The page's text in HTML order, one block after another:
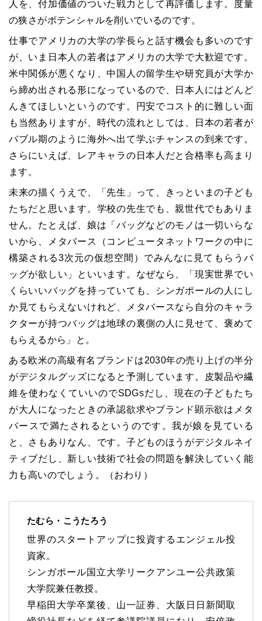
人を、付加価値のついた戦力として再評価します。度量
の狭さがポテンシャルを削いでいるのです。
仕事でアメリカの大学の学長らと話す機会も多いのです
が、いま日本人の若者はアメリカの大学で大歓迎です。
米中関係が悪くなり、中国人の留学生や研究員が大学か
ら締め出される形になっているので、日本人にはどんど
んきてほしいというのです。円安でコスト的に難しい面
も当然ありますが、時代の流れとしては、日本の若者が
バブル期のように海外へ出て学ぶチャンスの到来です。
さらにいえば、レアキャラの日本人だと合格率も高まり
ます。
未来の描くうえで、「先生」って、きっといまの子ども
たちだと思います。学校の先生でも、親世代でもありま
せん。たとえば、娘は「バッグなどのモノは一切いらな
いから、メタバース（コンピュータネットワークの中に
構築される3次元の仮想空間）でみんなに見てもらうバ
ッグが欲しい」といいます。なぜなら、「現実世界でい
くらいいバッグを持っていても、シンガポールの人にし
か見てもらえないけれど、メタバースなら自分のキャラ
クターが持つバッグは地球の裏側の人に見せて、褒めて
もらえるから」と。
ある欧米の高級有名ブランドは2030年の売り上げの半分
がデジタルグッズになると予測しています。皮製品や繊
維を使わなくていいのでSDGsだし、現在の子どもたち
が大人になったときの承認欲求やブランド顕示欲はメタ
バースで満たされるというのです。我が娘を見ている
と、さもありなん、です。子どものほうがデジタルネイ
ティブだし、新しい技術で社会の問題を解決していく能
力も高いのでしょう。（おわり）
たむら・こうたろう
世界のスタートアップに投資するエンジェル投
資家。
シンガポール国立大学リークアンユー公共政策
大学院兼任教授。
早稲田大学卒業後、山一証券、大阪日日新聞取